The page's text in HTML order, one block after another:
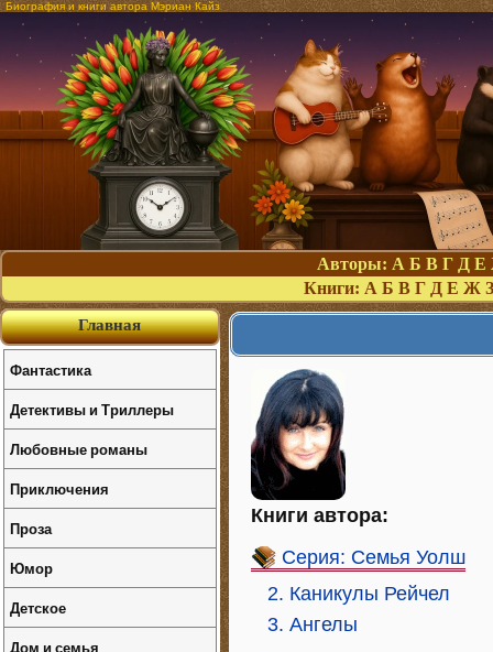
Биография и книги автора Мэриан Кайз
Авторы: А Б В Г Д Е
Книги: А Б В Г Д Е Ж З
Книги автора:
Серия: Семья Уолш
2. Каникулы Рейчел
3. Ангелы
Главная
Фантастика
Детективы и Триллеры
Любовные романы
Приключения
Проза
Юмор
Детское
Дом и семья